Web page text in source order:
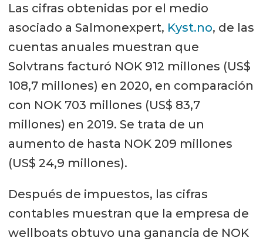
Las cifras obtenidas por el medio
asociado a Salmonexpert, Kyst.no, de las
cuentas anuales muestran que
Solvtrans facturó NOK 912 millones (US$
108,7 millones) en 2020, en comparación
con NOK 703 millones (US$ 83,7
millones) en 2019. Se trata de un
aumento de hasta NOK 209 millones
(US$ 24,9 millones).
Después de impuestos, las cifras
contables muestran que la empresa de
wellboats obtuvo una ganancia de NOK